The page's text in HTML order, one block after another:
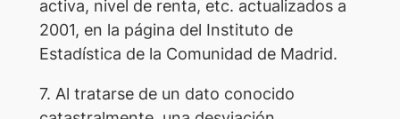
activa, nivel de renta, etc. actualizados a
2001, en la página del Instituto de
Estadística de la Comunidad de Madrid.
7. Al tratarse de un dato conocido